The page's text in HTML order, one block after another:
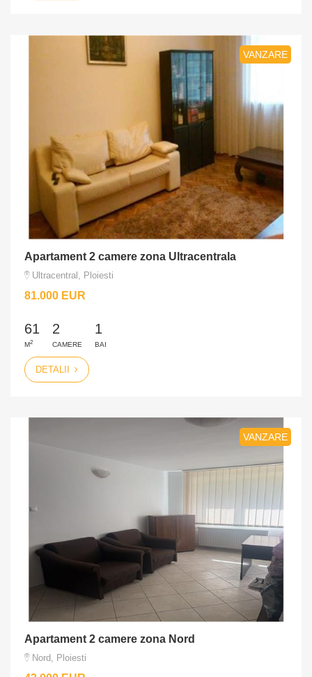
VANZARE
Apartament 2 camere zona Ultracentrala
Ultracentral, Ploiesti
81.000 EUR
61
M2
2
CAMERE
1
BAI
DETALII
VANZARE
Apartament 2 camere zona Nord
Nord, Ploiesti